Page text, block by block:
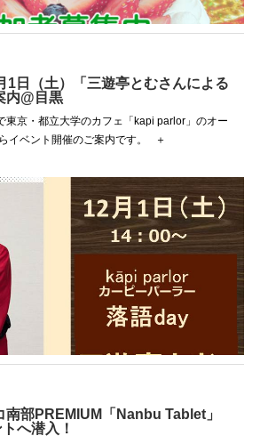
1日（土）「三遊亭とむさんによる
内@目黒
東京・都立大学のカフェ「kapi parlor」のオー
らイベント開催のご案内です。 ＋
南部PREMIUM「Nanbu Tablet」
へ潜入！